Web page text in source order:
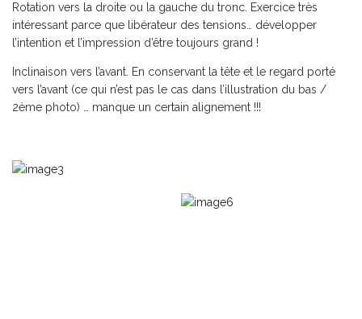
Rotation vers la droite ou la gauche du tronc. Exercice très
intéressant parce que libérateur des tensions… développer
l’intention et l’impression d’être toujours grand !
Inclinaison vers l’avant. En conservant la tête et le regard porté
vers l’avant (ce qui n’est pas le cas dans l’illustration du bas /
2ème photo) … manque un certain alignement !!!